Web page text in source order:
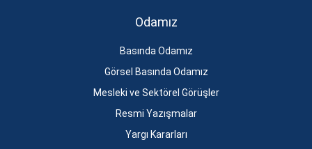
Odamız
Basında Odamız
Görsel Basında Odamız
Mesleki ve Sektörel Görüşler
Resmi Yazışmalar
Yargı Kararları